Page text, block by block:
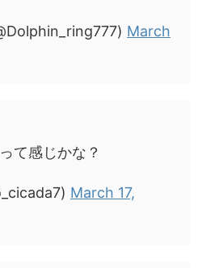
March
て感じかな？
March 17,